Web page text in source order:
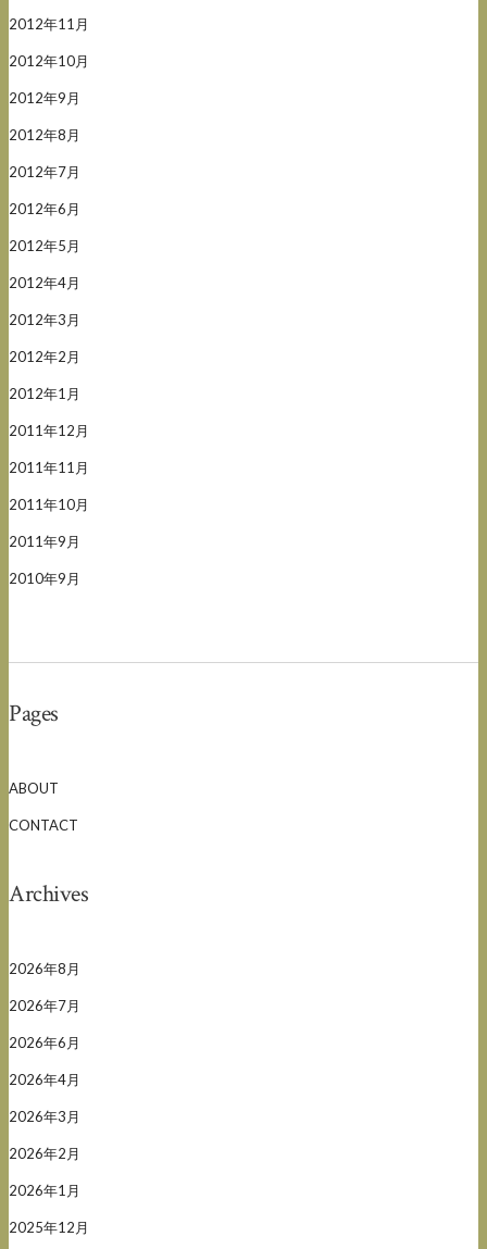
2012年11月
2012年10月
2012年9月
2012年8月
2012年7月
2012年6月
2012年5月
2012年4月
2012年3月
2012年2月
2012年1月
2011年12月
2011年11月
2011年10月
2011年9月
2010年9月
Pages
ABOUT
CONTACT
Archives
2026年8月
2026年7月
2026年6月
2026年4月
2026年3月
2026年2月
2026年1月
2025年12月